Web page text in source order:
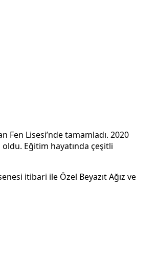
Fen Lisesi’nde tamamladı. 2020
Eğitim hayatında çeşitli
itibari ile Özel Beyazıt Ağız ve